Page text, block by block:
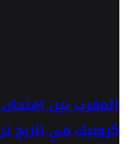
المغرب بين
كرونيك في تاريخ